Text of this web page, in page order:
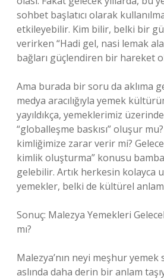
sohbet başlatıcı olarak
etkileyebilir. Kim bilir, belki bir
verirken “Hadi gel, nasi lemak
bağları güçlendiren bir hareket
Ama burada bir soru da aklıma
medya aracılığıyla yemek
yayıldıkça, yemeklerimiz
“globalleşme baskısı” oluşur
kimliğimize zarar verir mi?
kimlik oluşturma” konusu
gelebilir. Artık herkesin kolayca
yemekler, belki de kültürel
Sonuç: Malezya Yemekleri
mı?
Malezya’nın neyi meşhur yemek
aslında daha derin bir anlam